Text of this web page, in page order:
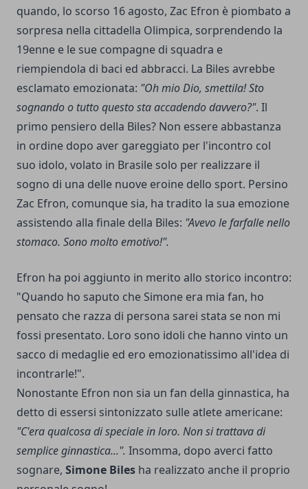
quando, lo scorso 16 agosto, Zac Efron è piombato a
sorpresa nella cittadella Olimpica, sorprendendo la
19enne e le sue compagne di squadra e
riempiendola di baci ed abbracci. La Biles avrebbe
esclamato emozionata: "Oh mio Dio, smettila! Sto
sognando o tutto questo sta accadendo davvero?". Il
primo pensiero della Biles? Non essere abbastanza
in ordine dopo aver gareggiato per l'incontro col
suo idolo, volato in Brasile solo per realizzare il
sogno di una delle nuove eroine dello sport. Persino
Zac Efron, comunque sia, ha tradito la sua emozione
assistendo alla finale della Biles: "Avevo le farfalle nello
stomaco. Sono molto emotivo!".
Efron ha poi aggiunto in merito allo storico incontro:
"Quando ho saputo che Simone era mia fan, ho
pensato che razza di persona sarei stata se non mi
fossi presentato. Loro sono idoli che hanno vinto un
sacco di medaglie ed ero emozionatissimo all'idea di
incontrarle!".
Nonostante Efron non sia un fan della ginnastica, ha
detto di essersi sintonizzato sulle atlete americane:
"C'era qualcosa di speciale in loro. Non si trattava di
semplice ginnastica...". Insomma, dopo averci fatto
sognare, Simone Biles ha realizzato anche il proprio